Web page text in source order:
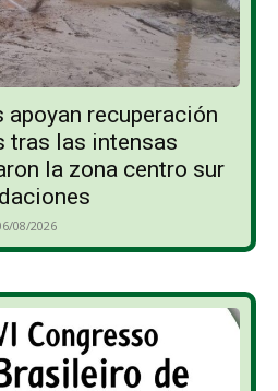
recuperación
tras las intensas
la zona centro sur
08/2026